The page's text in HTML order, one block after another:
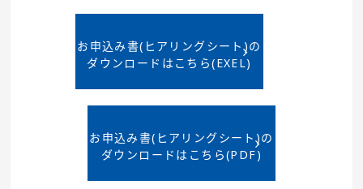
お申込み書(ヒアリングシート)の
ダウンロードはこちら(EXEL)
お申込み書(ヒアリングシート)の
ダウンロードはこちら(PDF)